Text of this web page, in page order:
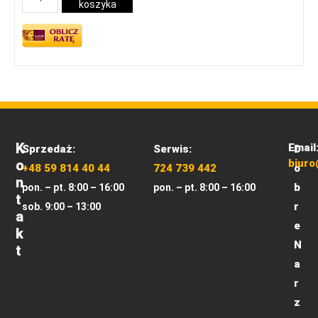
koszyka
K
O
N
T
A
K
T
Sprzedaż:
+48 59 814 40 44
pon. – pt. 8:00 – 16:00
sob. 9:00 – 13:00
Serwis:
724 739 442
pon. – pt. 8:00 – 16:00
Email:
D
o
b
r
e
N
a
r
z